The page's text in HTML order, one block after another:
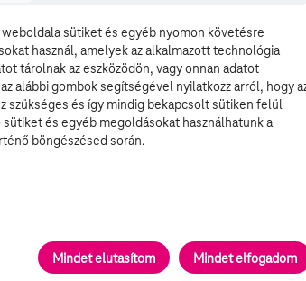
weboldala sütiket és egyéb nyomon követésre
használ, amelyek az alkalmazott technológia
tárolnak az eszközödön, vagy onnan adatot
alábbi gombok segítségével nyilatkozz arról, hogy
szükséges és így mindig bekapcsolt sütiken felül
és egyéb megoldásokat használhatunk a
böngészésed során.
Mindet elutasítom Mindet elfogadom